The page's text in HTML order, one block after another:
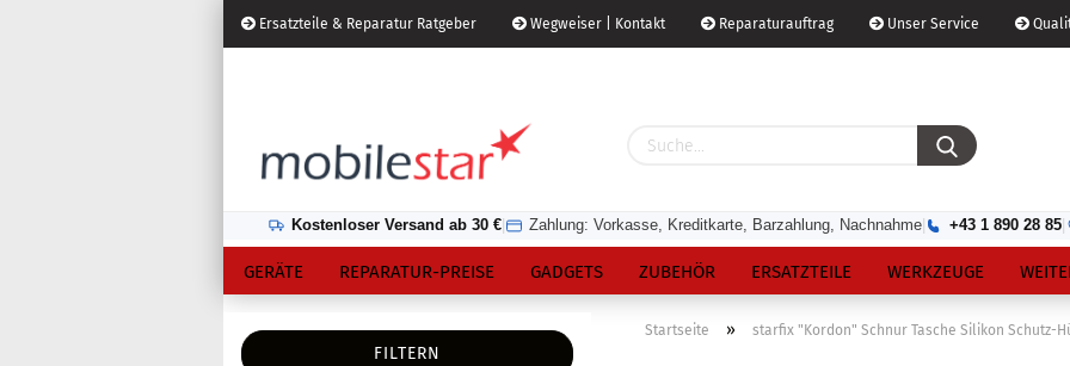
Ersatzteile & Reparatur Ratgeber Wegweiser | Kontakt Reparaturauftrag Unser Service
Kostenloser Versand ab 30 € Zahlung: Vorkasse, Kreditkarte, Barzahlung, Nachnahme +43 1 890 28 85
GERÄTE REPARATUR-PREISE GADGETS ZUBEHÖR ERSATZTEILE WERKZEUGE
Startseite » starfix "Kordon" Schnur Tasche Silikon Schutz-
FILTERN